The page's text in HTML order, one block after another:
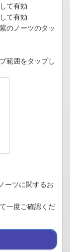
て有効
て有効
のノーツのタッ
範囲をタップし
ーツに関するお
一度ご確認くだ